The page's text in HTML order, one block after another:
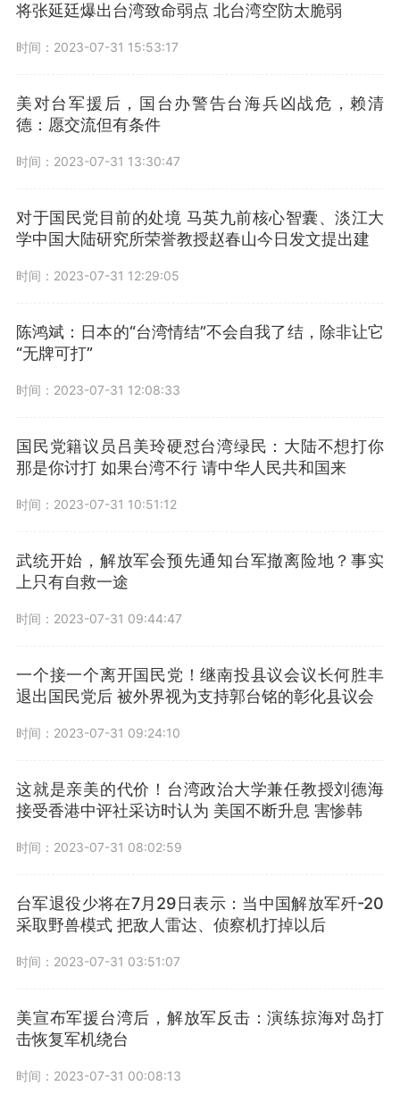
将张延廷爆出台湾致命弱点 北台湾空防太脆弱
时间：2023-07-31 15:53:17
美对台军援后，国台办警告台海兵凶战危，赖清
德：愿交流但有条件
时间：2023-07-31 13:30:47
对于国民党目前的处境 马英九前核心智囊、淡江大
学中国大陆研究所荣誉教授赵春山今日发文提出建
时间：2023-07-31 12:29:05
陈鸿斌：日本的“台湾情结”不会自我了结，除非让它
“无牌可打”
时间：2023-07-31 12:08:33
国民党籍议员吕美玲硬怼台湾绿民：大陆不想打你
那是你讨打 如果台湾不行 请中华人民共和国来
时间：2023-07-31 10:51:12
武统开始，解放军会预先通知台军撤离险地？事实
上只有自救一途
时间：2023-07-31 09:44:47
一个接一个离开国民党！继南投县议会议长何胜丰
退出国民党后 被外界视为支持郭台铭的彰化县议会
时间：2023-07-31 09:24:10
这就是亲美的代价！台湾政治大学兼任教授刘德海
接受香港中评社采访时认为 美国不断升息 害惨韩
时间：2023-07-31 08:02:59
台军退役少将在7月29日表示：当中国解放军歼-20
采取野兽模式 把敌人雷达、侦察机打掉以后
时间：2023-07-31 03:51:07
美宣布军援台湾后，解放军反击：演练掠海对岛打
击恢复军机绕台
时间：2023-07-31 00:08:13